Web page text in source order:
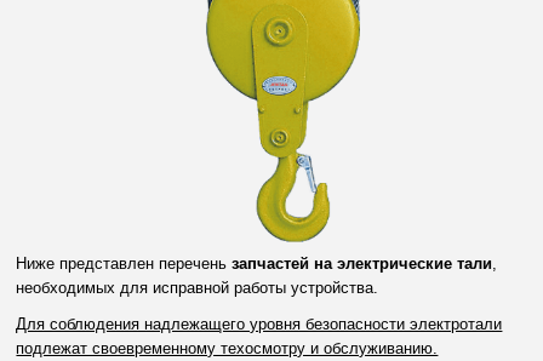
Ниже представлен переченьзапчастей на электрические тали
необходимых для исправной работы устройства.
Для соблюдения надлежащего уровня безопасности электротали
подлежат своевременному техосмотру и обслуживанию.